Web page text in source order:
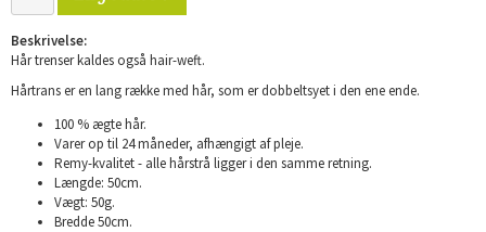
Beskrivelse:
Hår trenser kaldes også hair-weft.
Hårtrans er en lang række med hår, som er dobbeltsyet i den ene ende.
100 % ægte hår.
Varer op til 24 måneder, afhængigt af pleje.
Remy-kvalitet - alle hårstrå ligger i den samme retning.
Længde: 50cm.
Vægt: 50g.
Bredde 50cm.